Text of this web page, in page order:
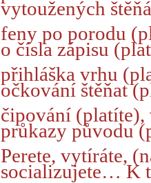
vytoužených
feny po porodu
o čísla zápisu
přihláška vrhu
očkování štěňat
čipování (platíte),
průkazy původu
Perete, vytíráte,
socializujete… K